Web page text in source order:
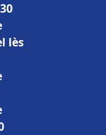
lès